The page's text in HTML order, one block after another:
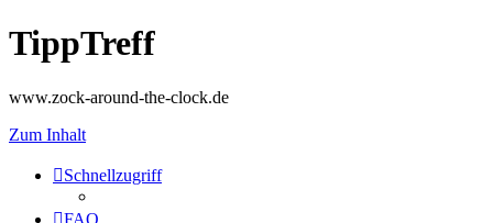
TippTreff
www.zock-around-the-clock.de
Zum Inhalt
Schnellzugriff
FAQ